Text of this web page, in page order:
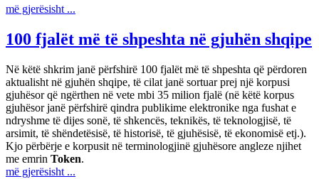
më gjerësisht ...
100 fjalët më të shpeshta në gjuhën shqipe
Në këtë shkrim janë përfshirë 100 fjalët më të shpeshta që përdoren
aktualisht në gjuhën shqipe, të cilat janë sortuar prej një korpusi
gjuhësor që ngërthen në vete mbi 35 milion fjalë (në këtë korpus
gjuhësor janë përfshirë qindra publikime elektronike nga fushat e
ndryshme të dijes sonë, të shkencës, teknikës, të teknologjisë, të
arsimit, të shëndetësisë, të historisë, të gjuhësisë, të ekonomisë etj.).
Kjo përbërje e korpusit në terminologjinë gjuhësore angleze njihet
me emrin Token.
më gjerësisht ...